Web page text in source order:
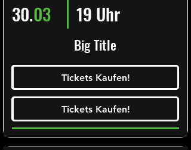
Big Title
30.03 19 Uhr
Tickets Kaufen!
Ticketalarm abonieren!
Tickets Kaufen!
Tickets Kaufen!
Tickets Kaufen!